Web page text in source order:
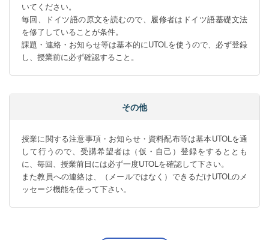
いてください。
毎回、ドイツ語の原文を読むので、履修者はドイツ語基礎文法
を修了していることが条件。
課題・連絡・お知らせ等は基本的にUTOLを使うので、必ず登録
し、授業前に必ず確認すること。
その他
授業に関する注意事項・お知らせ・資料配布等は基本UTOLを通
して行うので、受講希望者は（仮・自己）登録をするととも
に、毎回、授業前日には必ず一度UTOLを確認して下さい。
また教員への連絡は、（メールではなく）できるだけUTOLのメ
ッセージ機能を使って下さい。